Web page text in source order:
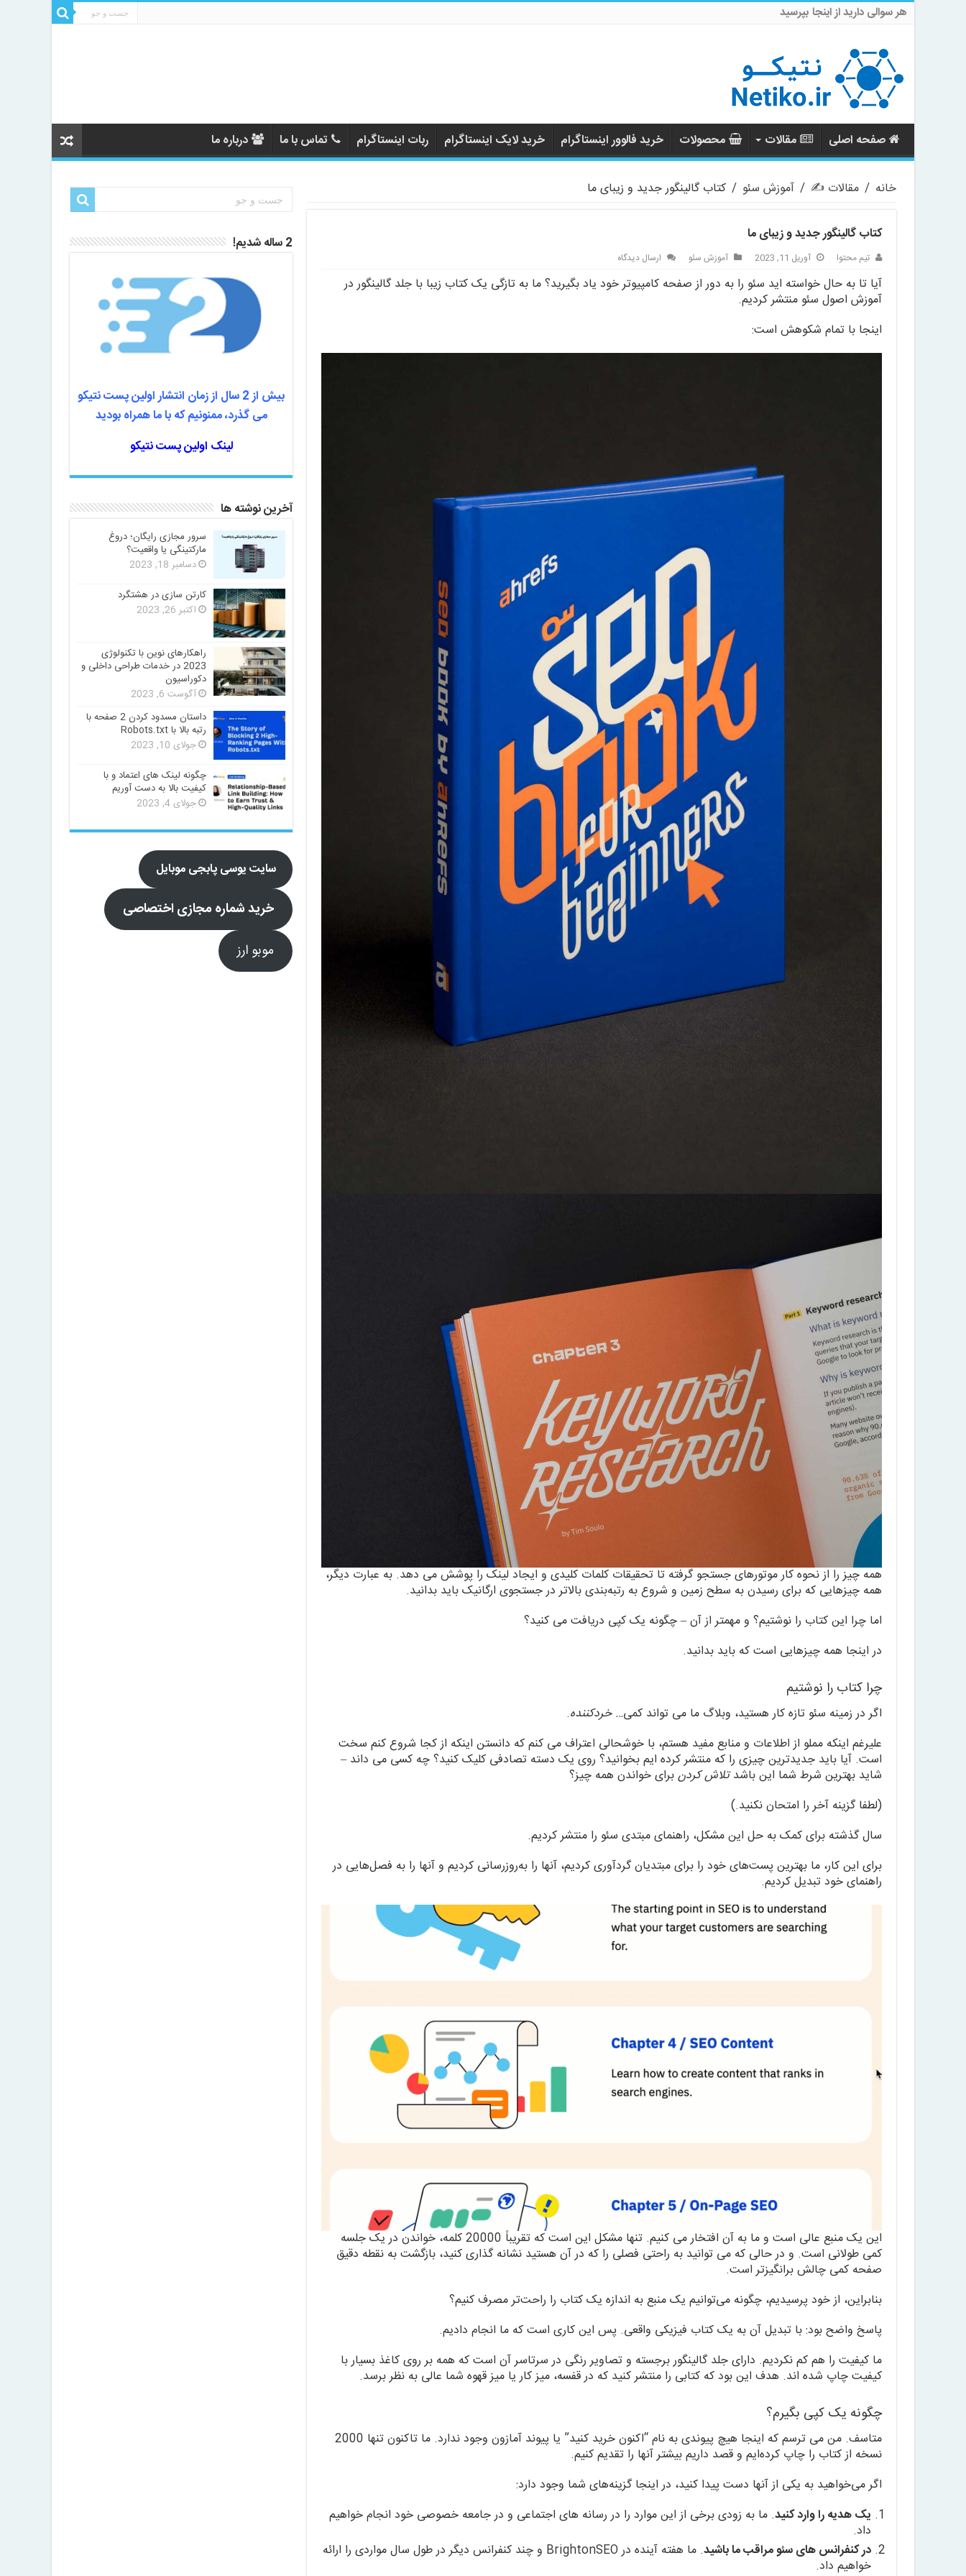
هر سوالی دارید از اینجا بپرسید
صفحه اصلی مقالات محصولات خرید فالوور اینستاگرام خرید لایک اینستاگرام ربات اینستاگرام تماس با ما درباره ما
خانه / مقالات ✍️ / آموزش سئو / کتاب گالینگور جدید و زیبای ما
کتاب گالینگور جدید و زیبای ما
تیم محتوا آوریل 11, 2023 آموزش سئو ارسال دیدگاه
آیا تا به حال خواسته اید سئو را به دور از صفحه کامپیوتر خود یاد بگیرید؟ ما به تازگی یک کتاب زیبا با جلد گالینگور در
آموزش اصول سئو منتشر کردیم.
اینجا با تمام شکوهش است:
همه چیز را از نحوه کار موتورهای جستجو گرفته تا تحقیقات کلمات کلیدی و ایجاد لینک را پوشش می دهد. به عبارت دیگر،
همه چیزهایی که برای رسیدن به سطح زمین و شروع به رتبه‌بندی بالاتر در جستجوی ارگانیک باید بدانید.
اما چرا این کتاب را نوشتیم؟ و مهمتر از آن – چگونه یک کپی دریافت می کنید؟
در اینجا همه چیزهایی است که باید بدانید.
چرا کتاب را نوشتیم
اگر در زمینه سئو تازه کار هستید، وبلاگ ما می تواند کمی…خردکننده.
علیرغم اینکه مملو از اطلاعات و منابع مفید هستم، با خوشحالی اعتراف می کنم که دانستن اینکه از کجا شروع کنم سخت
است. آیا باید جدیدترین چیزی را که منتشر کرده ایم بخوانید؟ روی یک دسته تصادفی کلیک کنید؟ چه کسی می داند –
شاید بهترین شرط شما این باشدتلاش كردنبرای خواندن همه چیز؟
(لطفا گزینه آخر را امتحان نکنید.)
سال گذشته برای کمک به حل این مشکل، راهنمای مبتدی سئو را منتشر کردیم.
برای این کار، ما بهترین پست‌های خود را برای مبتدیان گردآوری کردیم، آنها را به‌روزرسانی کردیم و آنها را به فصل‌هایی در
راهنمای خود تبدیل کردیم.
این یک منبع عالی است و ما به آن افتخار می کنیم. تنها مشکل این است که تقریباً 20000 کلمه، خواندن در یک جلسه
کمی طولانی است. و در حالی که می توانید به راحتی فصلی را که در آن هستید نشانه گذاری کنید، بازگشت به نقطه دقیق
صفحه کمی چالش برانگیزتر است.
بنابراین، از خود پرسیدیم، چگونه می‌توانیم یک منبع به اندازه یک کتاب را راحت‌تر مصرف کنیم؟
پاسخ واضح بود: با تبدیل آن به یک کتاب فیزیکی واقعی. پس این کاری است که ما انجام دادیم.
ما کیفیت را هم کم نکردیم. دارای جلد گالینگور برجسته و تصاویر رنگی در سرتاسر آن است که همه بر روی کاغذ بسیار با
کیفیت چاپ شده اند. هدف این بود که کتابی را منتشر کنید که در قفسه، میز کار یا میز قهوه شما عالی به نظر برسد.
چگونه یک کپی بگیرم؟
متاسف. من می ترسم که اینجا هیچ پیوندی به نام “اکنون خرید کنید” یا پیوند آمازون وجود ندارد. ما تاکنون تنها 2000
نسخه از کتاب را چاپ کرده‌ایم و قصد داریم بیشتر آنها را تقدیم کنیم.
اگر می‌خواهید به یکی از آنها دست پیدا کنید، در اینجا گزینه‌های شما وجود دارد:
یک هدیه را وارد کنید. ما به زودی برخی از این موارد را در رسانه های اجتماعی و در جامعه خصوصی خود انجام خواهیم
داد.
در کنفرانس های سئو مراقب ما باشید
. ما هفته آینده در BrightonSEO و چند کنفرانس دیگر در طول سال مواردی را ارائه
خواهیم داد.
2 ساله شدیم!
بیش از 2 سال از زمان انتشار اولین پست نتیکو
می گذرد، ممنونیم که با ما همراه بودید
لینک اولین پست نتیکو
آخرین نوشته ها
سرور مجازی رایگان؛ دروغ
مارکتینگی یا واقعیت؟
دسامبر 18, 2023
کارتن سازی در هشتگرد
اکتبر 26, 2023
راهکارهای نوین با تکنولوژی
2023 در خدمات طراحی داخلی و
دکوراسیون
آگوست 6, 2023
داستان مسدود کردن 2 صفحه با
رتبه بالا با Robots.txt
جولای 10, 2023
چگونه لینک های اعتماد و با
کیفیت بالا به دست آوریم
جولای 4, 2023
سایت یوسی پابجی موبایل
خرید شماره مجازی اختصاصی
موبو ارز